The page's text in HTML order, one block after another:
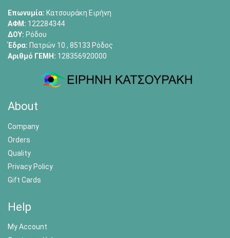
Επωνυμία: Κατσουράκη Ειρήνη
ΑΦΜ: 122284344
ΔΟΥ: Ρόδου
Έδρα: Πατρών 10 , 85133 Ρόδος
Αριθμό ΓΕΜΗ: 128356920000
About
Company
Orders
Quality
Privacy Policy
Gift Cards
Help
My Account